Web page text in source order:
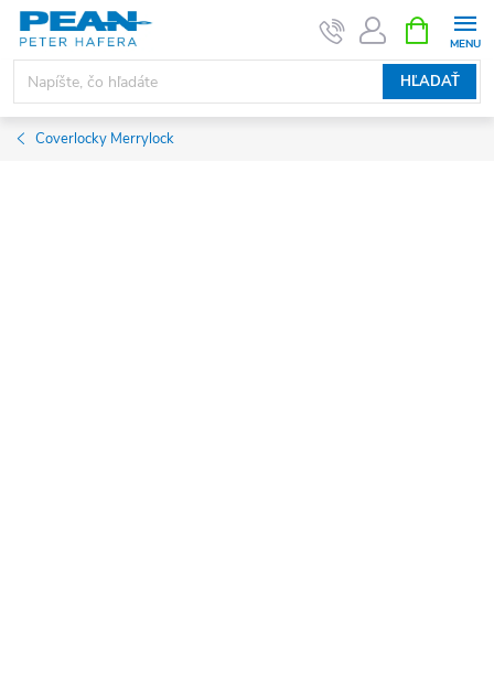
Prejsť
obsah
HĽADAŤ
KOŠÍK
Coverlocky Merrylock